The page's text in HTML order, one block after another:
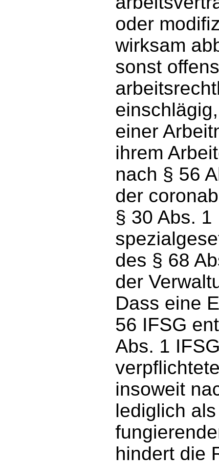
oder
wirksam
sonst
einer
ihrem
nach § 56
der
§ 30 Abs.
des § 68
der
Dass eine
56 IFSG
Abs. 1
insoweit
lediglich
hindert die